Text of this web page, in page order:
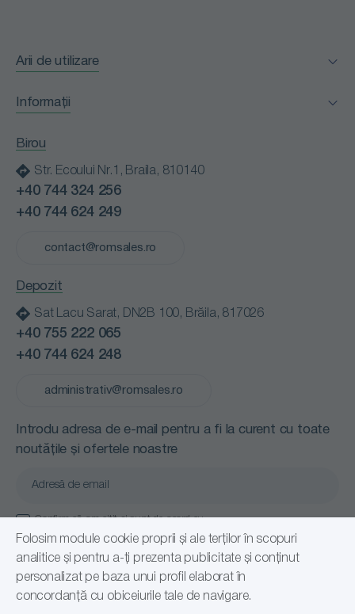
Arii de utilizare
Horeca
Instituții publice
Retail
Transport
Informații
Politică de confidențialitate
Birou
Str. Ecoului Nr.1, Braila, 810140
+40 744 324 256
+40 744 624 249
contact@romsales.ro
Depozit
Sat Lacu Sarat, DN2B 100, Brăila, 817026
+40 755 222 065
+40 744 624 248
administrativ@romsales.ro
Introdu adresa de e-mail pentru a fi la curent cu toate
noutățile și ofertele noastre
Confirm că am citit și sunt de acord cu
Politică de confidențialitate
Abonare
Folosim module cookie proprii și ale terților în scopuri
analitice și pentru a-ți prezenta publicitate și conținut
personalizat pe baza unui profil elaborat în
concordanță cu obiceiurile tale de navigare.